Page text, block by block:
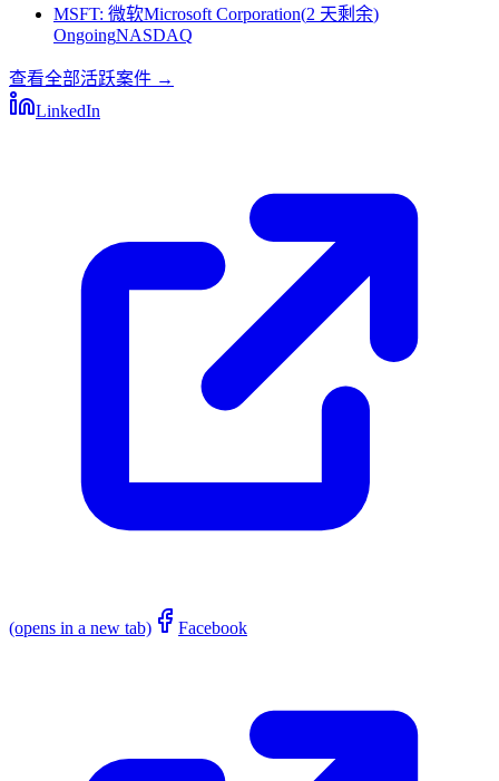
MSFT: 微软Microsoft Corporation(2 天剩余)
OngoingNASDAQ
查看全部活跃案件 →
LinkedIn
(opens in a new tab) Facebook